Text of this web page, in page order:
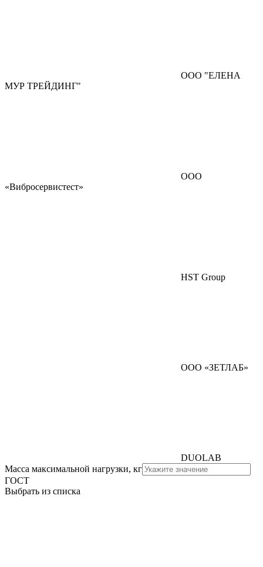
ООО "ЕЛЕНА
МУР ТРЕЙДИНГ"
ООО
«Вибросервистест»
HST Group
ООО «ЗЕТЛАБ»
DUOLAB
Масса максимальной нагрузки, кг
ГОСТ
Выбрать из списка